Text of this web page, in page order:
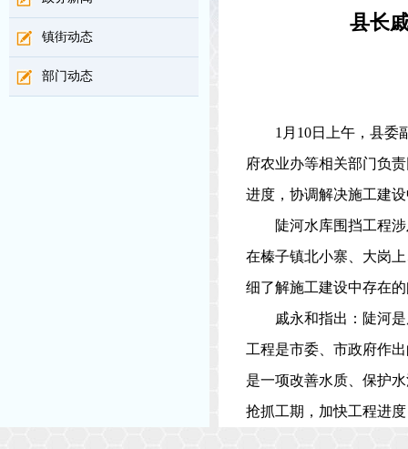
镇街动态
部门动态
县长
1 月 10日上午，县委
府农业办等相关部门负
进度，协调解决施工建
陡河水库围挡工程
在榛子镇北小寨、大岗
细了解施工建设中存在
戚永和指出：陡河
工程是市委、市政府作
是一项改善水质、保护
抢抓工期，加快工程进